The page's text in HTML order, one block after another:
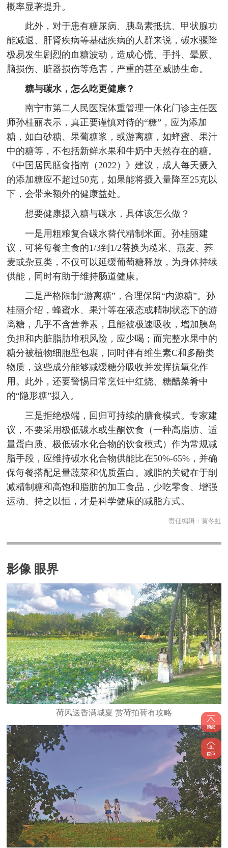
概率显著提升。
此外，对于患有糖尿病、胰岛素抵抗、甲状腺功
能减退、肝肾疾病等基础疾病的人群来说，碳水骤降
极易发生剧烈的血糖波动，造成心慌、手抖、晕厥、
脑损伤、脏器损伤等危害，严重的甚至威胁生命。
糖与碳水，怎么吃更健康？
南宁市第二人民医院体重管理一体化门诊主任医
师孙桂丽表示，真正要谨慎对待的“糖”，应为添加
糖，如白砂糖、果葡糖浆，或游离糖，如蜂蜜、果汁
中的糖等，不包括新鲜水果和牛奶中天然存在的糖。
《中国居民膳食指南（2022）》建议，成人每天摄入
的添加糖应不超过50克，如果能将摄入量降至25克以
下，会带来额外的健康益处。
想要健康摄入糖与碳水，具体该怎么做？
一是用粗粮复合碳水替代精制米面。孙桂丽建
议，可将每餐主食的1/3到1/2替换为糙米、燕麦、荞
麦或杂豆类，不仅可以延缓葡萄糖释放，为身体持续
供能，同时有助于维持肠道健康。
二是严格限制“游离糖”，合理保留“内源糖”。孙
桂丽介绍，蜂蜜水、果汁等在液态或精制状态下的游
离糖，几乎不含营养素，且能被极速吸收，增加胰岛
负担和内脏脂肪堆积风险，应少喝；而完整水果中的
糖分被植物细胞壁包裹，同时伴有维生素C和多酚类
物质，这些成分能够减缓糖分吸收并发挥抗氧化作
用。此外，还要警惕日常烹饪中红烧、糖醋菜肴中
的“隐形糖”摄入。
三是拒绝极端，回归可持续的膳食模式。专家建
议，不要采用极低碳水或生酮饮食（一种高脂肪、适
量蛋白质、极低碳水化合物的饮食模式）作为常规减
脂手段，应维持碳水化合物供能比在50%-65%，并确
保每餐搭配足量蔬菜和优质蛋白。减脂的关键在于削
减精制糖和高饱和脂肪的加工食品，少吃零食、增强
运动、持之以恒，才是科学健康的减脂方式。
责任编辑： 黄冬虹
影像 眼界
荷风送香满城夏 赏荷拍荷有攻略